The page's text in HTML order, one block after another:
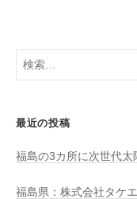
検
最近の投稿
福島の3カ所に次世代
福島県：株式会社タケ